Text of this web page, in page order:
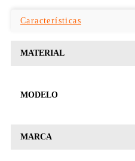
Características
MATERIAL
MODELO
MARCA